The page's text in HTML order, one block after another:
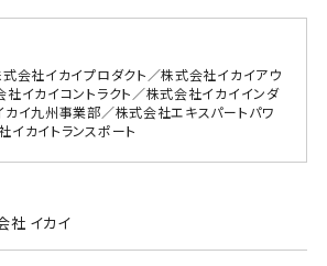
会社イカイプロダクト／株式会社イカイアウ
社イカイコントラクト／株式会社イカイインダ
カイ九州事業部／株式会社エキスパートパワ
イカイトランスポート
社 イカイ